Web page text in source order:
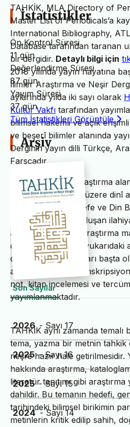
TAHKİK, MLA Directory of
Master List of Periodicals’a
International Bibliography,
Database tarafından taranan
bir dergidir. Detaylı bilgi için
2018 yılında yayın hayatına
İlimler Araştırma ve Neşir
aylarında yılda iki sayı olarak
Kültür Vakfı tarafından
bilimsel hakemli ve açık
ve beşerî bilimler alanında
Derginin yayın dilli Türkçe,
Farsçadır.
TAHKİK’in temel araştırma
ilimler başta olmak üzere dinî
İslam Bilimleri, Felsefe ve Din
ve Sanatları’ndan oluşan
alanındaki bilimsel araştırma
dâhildir. TAHKİK’te yukarıdaki
değerlendirme yazıları başta
alfabesine nakil
not, kitap incelemesi ve
yayımlanmaktadır.
TAHKİK aynı zamanda temalı
tema, yazma bir metnin tahkik
neşre hazır hale
hakkında araştırma,
literatür tanıtımı gibi
dahildir. Bu temanın hedefi,
tarihindeki bilimsel birikimin
metinlerin kritik edilip sahih,
İstatistikler
Ön Kontrol Süresi
11 gün
Değerlendirme Süresi
87 gün
Yayım Süresi
37 gün
Tüm İstatistikleri Görüntüle
Arşiv
Son Sayılar
2026 - Sayı 17
2025 - Sayı 16
2025 - Sayı 15
2024 - Sayı 14